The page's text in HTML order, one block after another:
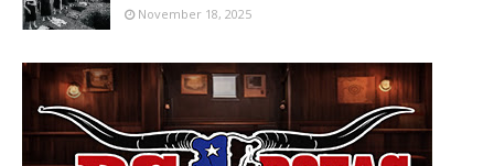
November 18, 2025